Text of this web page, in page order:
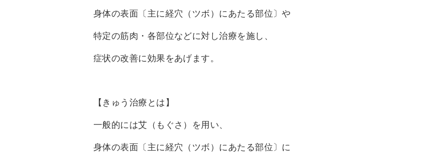
身体の表面〔主に経穴（ツボ）にあたる部位〕や
特定の筋肉・各部位などに対し治療を施し、
症状の改善に効果をあげます。
【きゅう治療とは】
一般的には艾（もぐさ）を用い、
身体の表面〔主に経穴（ツボ）にあたる部位〕に